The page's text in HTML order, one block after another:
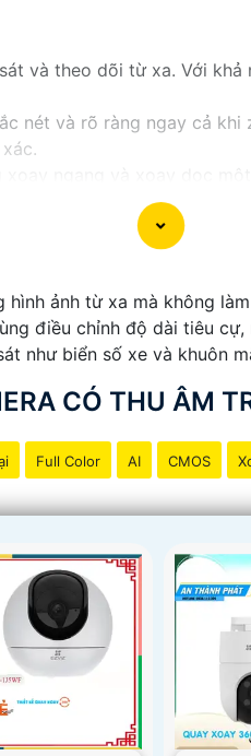
và theo dõi từ xa. Với
nét và rõ ràng ngay cả
Camera Zoom 25X
sát và giám sát từ xa
ảnh từ xa mà không
điều chỉnh độ dài tiêu
như biển số xe và khuôn
CÓ THU ÂM
Full Color AI CMOS